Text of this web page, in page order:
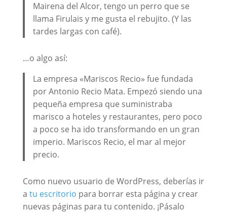
Mairena del Alcor, tengo un perro que se
llama Firulais y me gusta el rebujito. (Y las
tardes largas con café).
…o algo así:
La empresa «Mariscos Recio» fue fundada
por Antonio Recio Mata. Empezó siendo una
pequeña empresa que suministraba
marisco a hoteles y restaurantes, pero poco
a poco se ha ido transformando en un gran
imperio. Mariscos Recio, el mar al mejor
precio.
Como nuevo usuario de WordPress, deberías ir
a tu escritorio para borrar esta página y crear
nuevas páginas para tu contenido. ¡Pásalo